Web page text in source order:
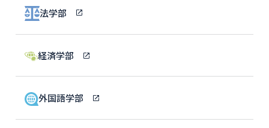
法学部
経済学部
外国語学部